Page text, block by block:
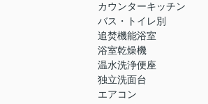
カウンターキッチン
バス・トイレ別
追焚機能浴室
浴室乾燥機
温水洗浄便座
独立洗面台
エアコン